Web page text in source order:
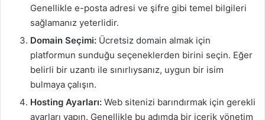
Genellikle e-posta adresi ve şifre gibi temel bilgileri
sağlamanız yeterlidir.
Domain Seçimi: Ücretsiz domain almak için
platformun sunduğu seçeneklerden birini seçin. Eğer
belirli bir uzantı ile sınırlıysanız, uygun bir isim
bulmaya çalışın.
Hosting Ayarları: Web sitenizi barındırmak için gerekli
ayarları yapın. Genellikle bu adımda bir içerik yönetim